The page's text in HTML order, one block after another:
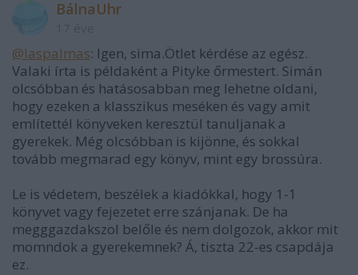
BálnaUhr
@laspalmas: Igen, sima.Ötlet kérdése az egész.
Valaki írta is példaként a Pityke őrmestert. Simán
olcsóbban és hatásosabban meg lehetne oldani,
hogy ezeken a klasszikus meséken és vagy amit
említettél könyveken keresztül tanuljanak a
gyerekek. Még olcsóbban is kijönne, és sokkal
tovább megmarad egy könyv, mint egy brossúra.
Le is védetem, beszélek a kiadókkal, hogy 1-1
könyvet vagy fejezetet erre szánjanak. De ha
megggazdakszol belőle és nem dolgozok, akkor mit
momndok a gyerekemnek? Á, tiszta 22-es csapdája
ez.